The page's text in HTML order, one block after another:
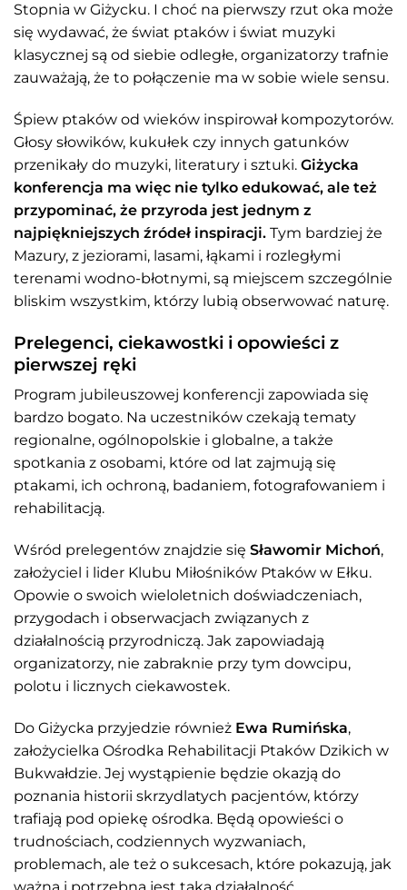
Stopnia w Giżycku. I choć na pierwszy rzut oka może
się wydawać, że świat ptaków i świat muzyki
klasycznej są od siebie odległe, organizatorzy trafnie
zauważają, że to połączenie ma w sobie wiele sensu.
Śpiew ptaków od wieków inspirował kompozytorów.
Głosy słowików, kukułek czy innych gatunków
przenikały do muzyki, literatury i sztuki. Giżycka
konferencja ma więc nie tylko edukować, ale też
przypominać, że przyroda jest jednym z
najpiękniejszych źródeł inspiracji. Tym bardziej że
Mazury, z jeziorami, lasami, łąkami i rozległymi
terenami wodno-błotnymi, są miejscem szczególnie
bliskim wszystkim, którzy lubią obserwować naturę.
Prelegenci, ciekawostki i opowieści z
pierwszej ręki
Program jubileuszowej konferencji zapowiada się
bardzo bogato. Na uczestników czekają tematy
regionalne, ogólnopolskie i globalne, a także
spotkania z osobami, które od lat zajmują się
ptakami, ich ochroną, badaniem, fotografowaniem i
rehabilitacją.
Wśród prelegentów znajdzie się Sławomir Michoń,
założyciel i lider Klubu Miłośników Ptaków w Ełku.
Opowie o swoich wieloletnich doświadczeniach,
przygodach i obserwacjach związanych z
działalnością przyrodniczą. Jak zapowiadają
organizatorzy, nie zabraknie przy tym dowcipu,
polotu i licznych ciekawostek.
Do Giżycka przyjedzie również Ewa Rumińska,
założycielka Ośrodka Rehabilitacji Ptaków Dzikich w
Bukwałdzie. Jej wystąpienie będzie okazją do
poznania historii skrzydlatych pacjentów, którzy
trafiają pod opiekę ośrodka. Będą opowieści o
trudnościach, codziennych wyzwaniach,
problemach, ale też o sukcesach, które pokazują, jak